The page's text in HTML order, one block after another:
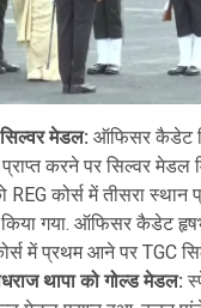
मेडल: ऑफिसर कैडेट
प्राप्त करने पर सिल्वर मेडल
कोर्स में तीसरा स्थान
गया. ऑफिसर कैडेट
में प्रथम आने पर TGC
थापा को गोल्ड मेडल: